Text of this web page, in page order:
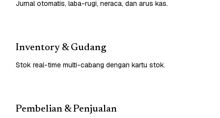
Jurnal otomatis, laba-rugi, neraca, dan arus kas.
Inventory & Gudang
Stok real-time multi-cabang dengan kartu stok.
Pembelian & Penjualan